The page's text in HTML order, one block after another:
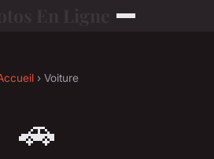
› Voiture
🚗